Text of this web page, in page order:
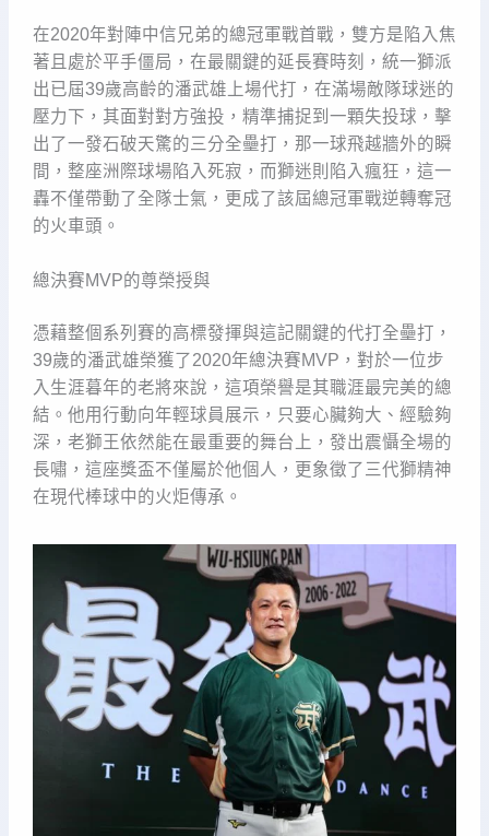
在2020年對陣中信兄弟的總冠軍戰首戰，雙方是陷入焦
著且處於平手僵局，在最關鍵的延長賽時刻，統一獅派
出已屆39歲高齡的潘武雄上場代打，在滿場敵隊球迷的
壓力下，其面對對方強投，精準捕捉到一顆失投球，擊
出了一發石破天驚的三分全壘打，那一球飛越牆外的瞬
間，整座洲際球場陷入死寂，而獅迷則陷入瘋狂，這一
轟不僅帶動了全隊士氣，更成了該屆總冠軍戰逆轉奪冠
的火車頭。
總決賽MVP的尊榮授與
憑藉整個系列賽的高標發揮與這記關鍵的代打全壘打，
39歲的潘武雄榮獲了2020年總決賽MVP，對於一位步
入生涯暮年的老將來說，這項榮譽是其職涯最完美的總
結。他用行動向年輕球員展示，只要心臟夠大、經驗夠
深，老獅王依然能在最重要的舞台上，發出震懾全場的
長嘯，這座獎盃不僅屬於他個人，更象徵了三代獅精神
在現代棒球中的火炬傳承。